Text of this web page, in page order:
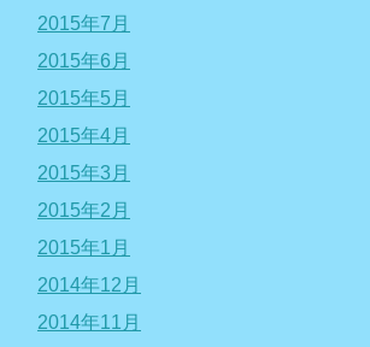
2015年7月
2015年6月
2015年5月
2015年4月
2015年3月
2015年2月
2015年1月
2014年12月
2014年11月